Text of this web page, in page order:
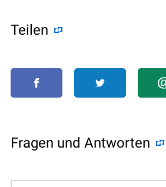
Teilen
Fragen und Antworten